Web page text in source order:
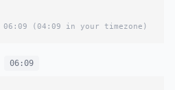
06:09 (04:09 in your timezone)
06:09